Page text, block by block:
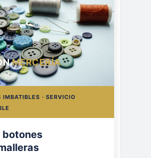
MERCERÍA
IMBATIBLES · SERVICIO
botones